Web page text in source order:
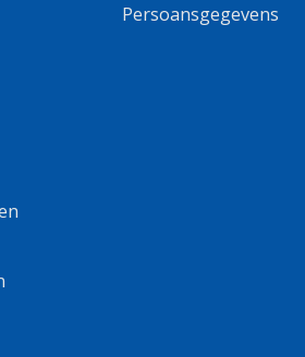
Persoansgegevens